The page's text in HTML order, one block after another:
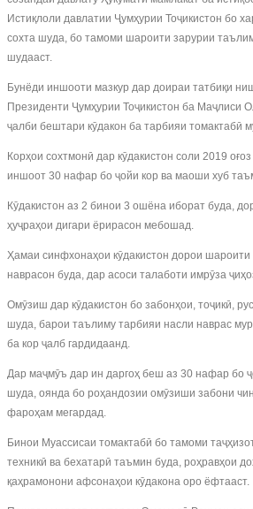
Истиқлоли давлатии Ҷумҳурии Тоҷикистон бо
сохта шуда, бо тамоми шароити зарурии
шудааст.
Бунёди иншооти мазкур дар доираи татбиқи
Президенти Ҷумҳурии Тоҷикистон ба Маҷлиси
ҷалби бештари кӯдакон ба тарбияи томактабӣ
Корҳои сохтмонӣ дар кӯдакистон соли 2019
иншоот 30 нафар бо ҷойи кор ва маоши хуб
Кӯдакистон аз 2 бинои 3 ошёна иборат буда,
ҳуҷраҳои дигари ёрирасон мебошад.
Ҳамаи синфхонаҳои кӯдакистон дорои
наврасон буда, дар асоси талаботи имрӯза
Омӯзиш дар кӯдакистон бо забонҳои, тоҷикӣ,
шуда, барои таълиму тарбияи насли наврас
ба кор ҷалб гардидаанд.
Дар маҷмӯъ дар ин даргоҳ беш аз 30 нафар бо
шуда, оянда бо роҳандозии омӯзиши забони
фароҳам мегардад.
Бинои Муассисаи томактабӣ бо тамоми
техникӣ ва бехатарӣ таъмин буда, роҳравҳои
қаҳрамонони афсонаҳои кӯдакона оро ёфтааст.